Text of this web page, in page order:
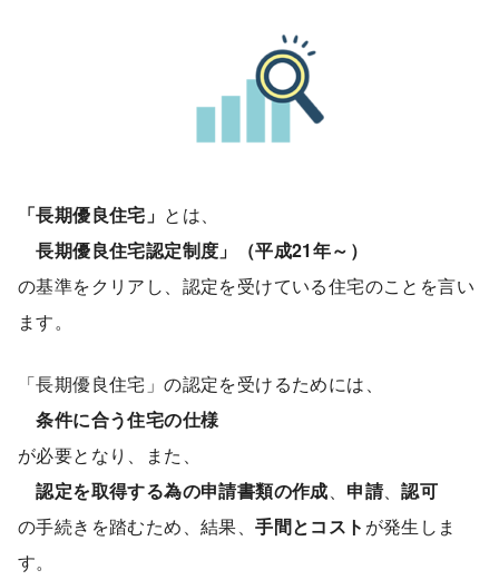
「長期優良住宅」 とは、
長期優良住宅認定制度」（平成21年～）
の基準をクリアし、認定を受けている住宅のことを言い
ます。
「長期優良住宅」の認定を受けるためには、
条件に合う住宅の仕様
が必要となり、また、
認定を取得する為の申請書類の作成、 申請、認可
の手続きを踏むため、結果、手間とコスト が発生しま
す。